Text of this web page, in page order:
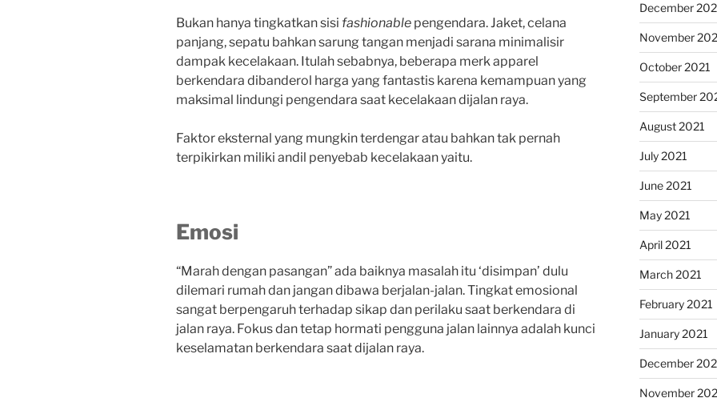
Bukan hanya tingkatkan sisi fashionable pengendara. Jaket, celana
panjang, sepatu bahkan sarung tangan menjadi sarana minimalisir
dampak kecelakaan. Itulah sebabnya, beberapa merk apparel
berkendara dibanderol harga yang fantastis karena kemampuan yang
maksimal lindungi pengendara saat kecelakaan dijalan raya.
Faktor eksternal yang mungkin terdengar atau bahkan tak pernah
terpikirkan miliki andil penyebab kecelakaan yaitu.
Emosi
“Marah dengan pasangan” ada baiknya masalah itu ‘disimpan’ dulu
dilemari rumah dan jangan dibawa berjalan-jalan. Tingkat emosional
sangat berpengaruh terhadap sikap dan perilaku saat berkendara di
jalan raya. Fokus dan tetap hormati pengguna jalan lainnya adalah kunci
keselamatan berkendara saat dijalan raya.
December
November
October 2021
September
August 2021
July 2021
June 2021
May 2021
April 2021
March 2021
February 2021
January 2021
December
November